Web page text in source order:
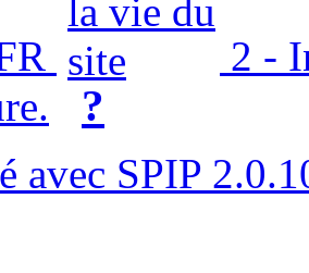
2 -
?
avec SPIP